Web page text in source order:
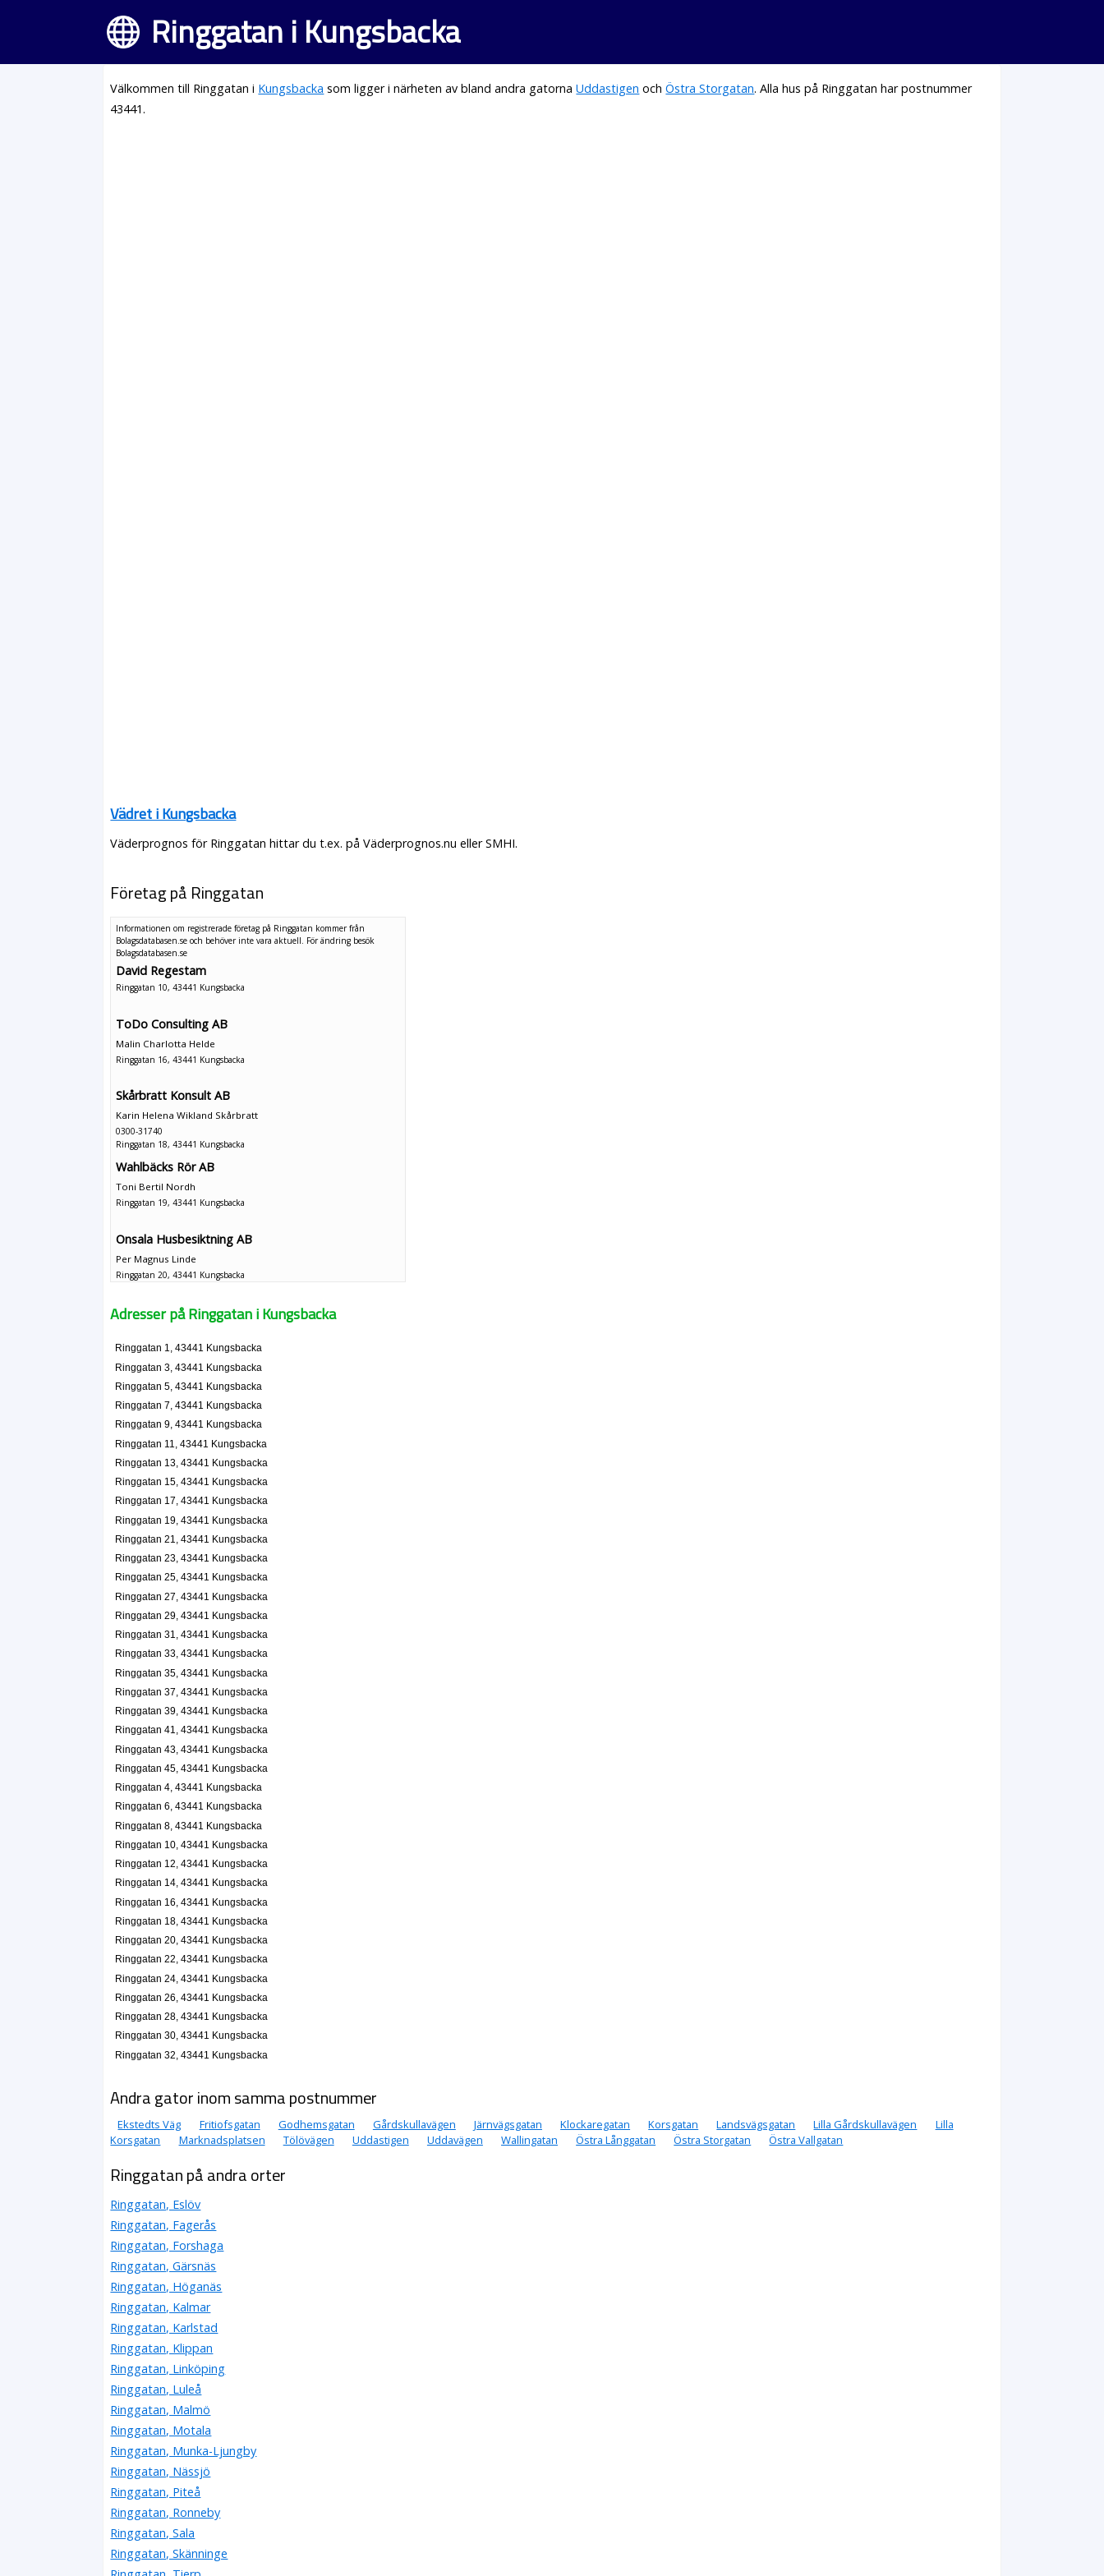
Ringgatan i Kungsbacka
Välkommen till Ringgatan i Kungsbacka som ligger i närheten av bland andra gatornaUddastigen ochÖstra Storgatan. Alla hus på Ringgatan har postnummer
43441.
Vädret i Kungsbacka
Väderprognos för Ringgatan hittar du t.ex. på Väderprognos.nu eller SMHI.
Företag på Ringgatan
Informationen om registrerade företag på Ringgatan kommer från
Bolagsdatabasen.se och behöver inte vara aktuell. För ändring besök
Bolagsdatabasen.se
David Regestam
Ringgatan 10, 43441 Kungsbacka
ToDo Consulting AB
Malin Charlotta Helde
Ringgatan 16, 43441 Kungsbacka
Skårbratt Konsult AB
Karin Helena Wikland Skårbratt
0300-31740
Ringgatan 18, 43441 Kungsbacka
Wahlbäcks Rör AB
Toni Bertil Nordh
Ringgatan 19, 43441 Kungsbacka
Onsala Husbesiktning AB
Per Magnus Linde
Ringgatan 20, 43441 Kungsbacka
Nordwall Reportage och Bara Fötter
0300-10827
Kungs-Glas AB
Hans Michael Eriksson
0300-12890
Ringgatan 21, 43441 Kungsbacka
Elsie Grimfeldt
0300-34530
Ringgatan 30, 43441 Kungsbacka
GKS Vingård HB
Ringgatan 30, 43441 Kungsbacka
Salong Hon & Han HB
0300-16901
Sven Nielsen AB
Sven Nielsen
031-7001290
Ringgatan 39 A, 43441 Kungsbacka
Adresser på Ringgatan i Kungsbacka
Ringgatan 1, 43441 Kungsbacka
Ringgatan 3, 43441 Kungsbacka
Ringgatan 5, 43441 Kungsbacka
Ringgatan 7, 43441 Kungsbacka
Ringgatan 9, 43441 Kungsbacka
Ringgatan 11, 43441 Kungsbacka
Ringgatan 13, 43441 Kungsbacka
Ringgatan 15, 43441 Kungsbacka
Ringgatan 17, 43441 Kungsbacka
Ringgatan 19, 43441 Kungsbacka
Ringgatan 21, 43441 Kungsbacka
Ringgatan 23, 43441 Kungsbacka
Ringgatan 25, 43441 Kungsbacka
Ringgatan 27, 43441 Kungsbacka
Ringgatan 29, 43441 Kungsbacka
Ringgatan 31, 43441 Kungsbacka
Ringgatan 33, 43441 Kungsbacka
Ringgatan 35, 43441 Kungsbacka
Ringgatan 37, 43441 Kungsbacka
Ringgatan 39, 43441 Kungsbacka
Ringgatan 41, 43441 Kungsbacka
Ringgatan 43, 43441 Kungsbacka
Ringgatan 45, 43441 Kungsbacka
Ringgatan 4, 43441 Kungsbacka
Ringgatan 6, 43441 Kungsbacka
Ringgatan 8, 43441 Kungsbacka
Ringgatan 10, 43441 Kungsbacka
Ringgatan 12, 43441 Kungsbacka
Ringgatan 14, 43441 Kungsbacka
Ringgatan 16, 43441 Kungsbacka
Ringgatan 18, 43441 Kungsbacka
Ringgatan 20, 43441 Kungsbacka
Ringgatan 22, 43441 Kungsbacka
Ringgatan 24, 43441 Kungsbacka
Ringgatan 26, 43441 Kungsbacka
Ringgatan 28, 43441 Kungsbacka
Ringgatan 30, 43441 Kungsbacka
Ringgatan 32, 43441 Kungsbacka
Andra gator inom samma postnummer
Ekstedts Väg Fritiofsgatan Godhemsgatan Gårdskullavägen Järnvägsgatan Klockaregatan Korsgatan Landsvägsgatan Lilla Gårdskullavägen
Lilla
Korsgatan
Marknadsplatsen Tölövägen Uddastigen Uddavägen Wallingatan Östra Långgatan Östra Storgatan Östra Vallgatan
Ringgatan på andra orter
Ringgatan, Eslöv
Ringgatan, Fagerås
Ringgatan, Forshaga
Ringgatan, Gärsnäs
Ringgatan, Höganäs
Ringgatan, Kalmar
Ringgatan, Karlstad
Ringgatan, Klippan
Ringgatan, Linköping
Ringgatan, Luleå
Ringgatan, Malmö
Ringgatan, Motala
Ringgatan, Munka-Ljungby
Ringgatan, Nässjö
Ringgatan, Piteå
Ringgatan, Ronneby
Ringgatan, Sala
Ringgatan, Skänninge